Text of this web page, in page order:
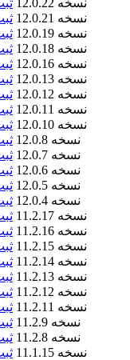
نسخه 12.0.21
نسخه 12.0.19
نسخه 12.0.18
نسخه 12.0.16
نسخه 12.0.13
نسخه 12.0.12
نسخه 12.0.11
نسخه 12.0.10
نسخه 12.0.8
نسخه 12.0.7
نسخه 12.0.6
نسخه 12.0.5
نسخه 12.0.4
نسخه 11.2.17
نسخه 11.2.16
نسخه 11.2.15
نسخه 11.2.14
نسخه 11.2.13
نسخه 11.2.12
نسخه 11.2.11
نسخه 11.2.9
نسخه 11.2.8
نسخه 11.1.15